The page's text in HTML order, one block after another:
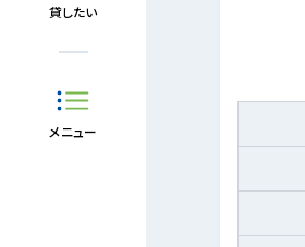
貸したい
メニュー